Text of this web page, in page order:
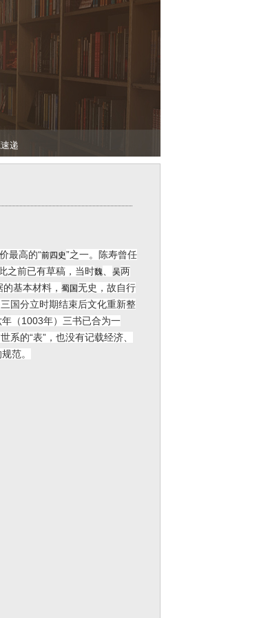
递
最高的“前四史”之一。陈寿曾任
之前已有草稿，当时魏 吴两
基本材料， 蜀国无史，故自行
国分立时期结束后文化重新整
年（1003年）三书已合为一
的“表”，也没有记载经济、
范。